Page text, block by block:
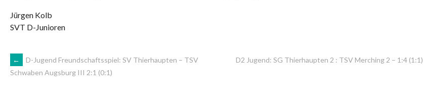
Jürgen Kolb
SVT D-Junioren
ARTIKEL-
←
D-Jugend Freundschaftsspiel: SV Thierhaupten – TSV
Schwaben Augsburg III 2:1 (0:1)
D2 Jugend: SG Thierhaupten 2 : TSV Merching 2 – 1:4 (1:1)